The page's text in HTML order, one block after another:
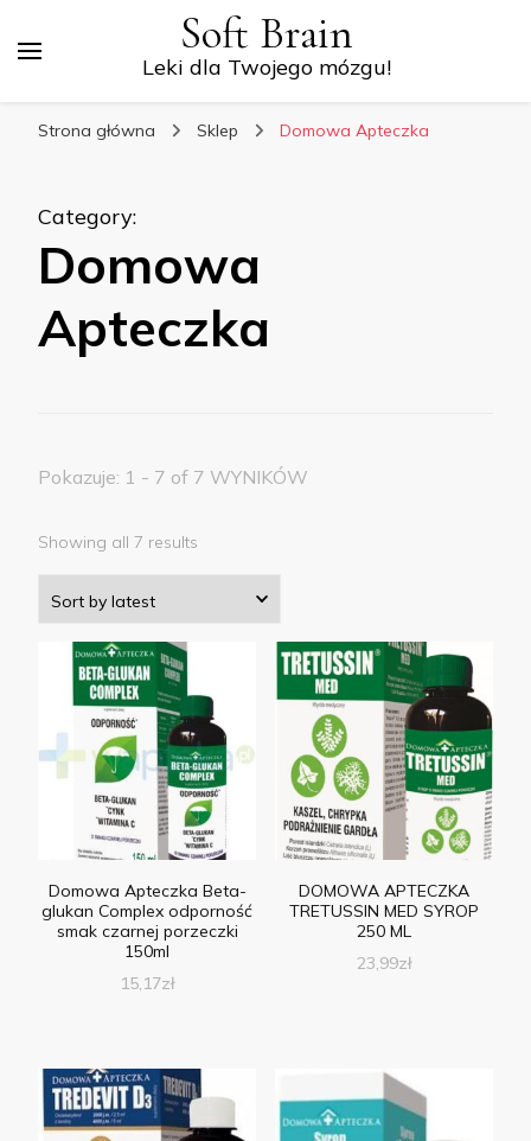
Soft Brain
Leki dla Twojego mózgu!
Strona główna Sklep Domowa Apteczka
Category:
Domowa
Apteczka
Pokazuje: 1 - 7 of 7 WYNIKÓW
Showing all 7 results
Domowa Apteczka Beta-
glukan Complex odporność
smak czarnej porzeczki
150ml
15,17zł
DOMOWA APTECZKA
TRETUSSIN MED SYROP
250 ML
23,99zł